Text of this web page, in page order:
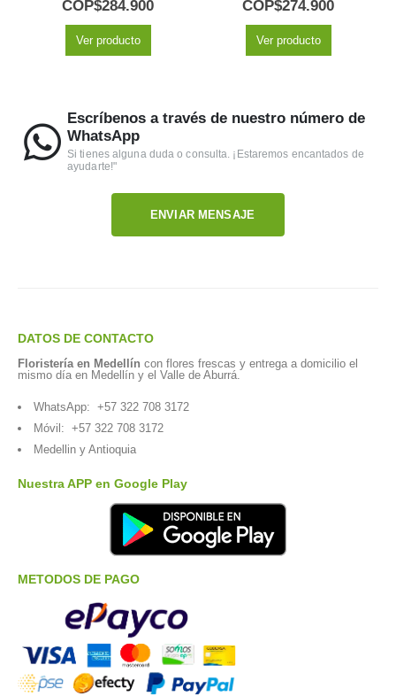
COP$284.900
Ver producto
COP$274.900
Ver producto
Escríbenos a través de nuestro número de
WhatsApp
Si tienes alguna duda o consulta. ¡Estaremos encantados de
ayudarte!"
ENVIAR MENSAJE
DATOS DE CONTACTO
Floristería en Medellín con flores frescas y entrega a domicilio el
mismo día en Medellín y el Valle de Aburrá.
WhatsApp: +57 322 708 3172
Móvil: +57 322 708 3172
Medellin y Antioquia
Nuestra APP en Google Play
METODOS DE PAGO